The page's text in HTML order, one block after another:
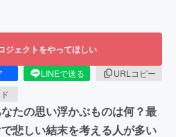
ジェクトをやってほしい
LINEで送る
URLコピー
たの思い浮かぶものは何？最
悲しい結末を考える人が多い